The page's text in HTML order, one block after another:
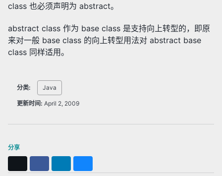
class 也必须声明为 abstract。
abstract class 作为 base class 是支持向上转型的，即原
来对一般 base class 的向上转型用法对 abstract base
class 同样适用。
分类: Java
更新时间: April 2, 2009
分享